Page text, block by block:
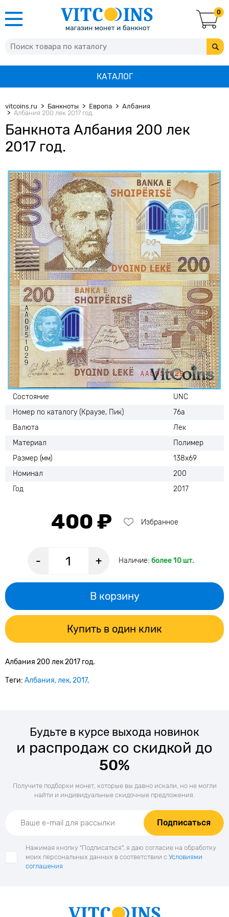
0
КАТАЛОГ
vitcoins.ru Банкноты Европа
Албания
Албания 200 лек 2017 год.
Банкнота Албания 200 лек
2017 год.
Состояние
UNC
Номер по каталогу (Краузе, Пик)
76а
Валюта
Лек
Материал
Полимер
Размер (мм)
138х69
Номинал
200
Год
2017
400 ₽ Избранное
- + Наличие: более 10 шт.
В корзину
Купить в один клик
Албания 200 лек 2017 год.
Теги: Албания лек 2017
Будьте в курсе выхода новинок
и распродаж со скидкой до
50%
Получите подборки монет, которые вы давно искали, но не могли
найти и индивидуальные скидочные предложения.
Подписаться
Нажимая кнопку "Подписаться", я даю согласие на обработку
моих персональных данных в соответствии с Условиями
соглашения